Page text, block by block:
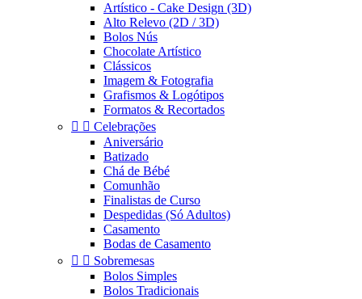
Artístico - Cake Design (3D)
Alto Relevo (2D / 3D)
Bolos Nús
Chocolate Artístico
Clássicos
Imagem & Fotografia
Grafismos & Logótipos
Formatos & Recortados
  Celebrações
Aniversário
Batizado
Chá de Bébé
Comunhão
Finalistas de Curso
Despedidas (Só Adultos)
Casamento
Bodas de Casamento
  Sobremesas
Bolos Simples
Bolos Tradicionais